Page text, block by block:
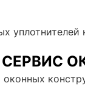
СЕРВИС
оконных